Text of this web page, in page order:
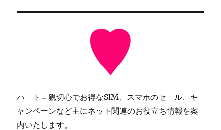
ハート＝親切心でお得なSIM、スマホのセール、キ
ャンペーンなど主にネット関連のお役立ち情報を案
内いたします。